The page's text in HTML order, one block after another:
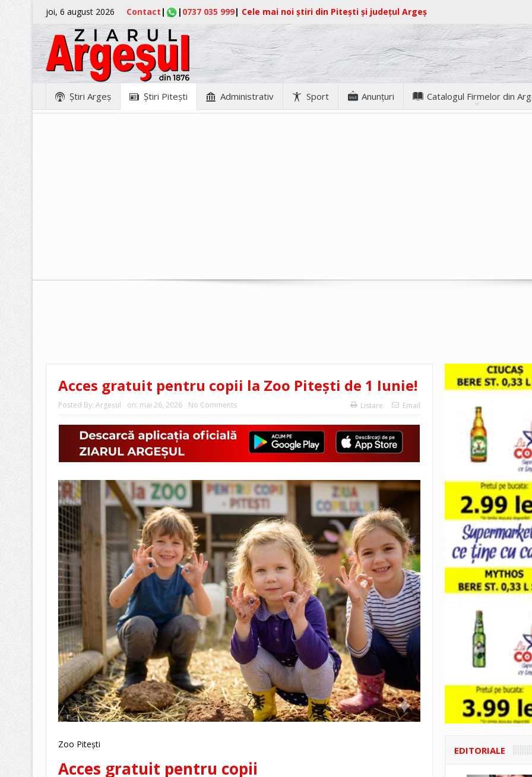
joi, 6 august 2026 Contact | | 0737 035 999| Cele mai noi știri din Pitești și județul Argeș
Ştiri Argeş Ştiri Piteşti Administrativ Sport Anunţuri Catalogul Firmelor din
Acces gratuit pentru copii la Zoo Pitești de 1 Iunie!
Posted By: Argeşul on: mai 26, 2026 No Comments Listare Email
Zoo Pitești
Acces gratuit pentru copii
EDITORIALE